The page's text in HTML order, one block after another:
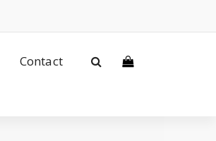
Contact